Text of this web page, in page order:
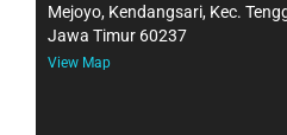
Mejoyo, Kendangsari, Kec.
Jawa Timur 60237
View Map